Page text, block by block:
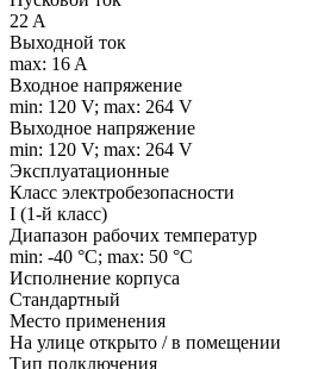
22 A
Выходной ток
max: 16 A
Входное напряжение
min: 120 V; max: 264 V
Выходное напряжение
min: 120 V; max: 264 V
Эксплуатационные
Класс электробезопасности
I (1-й класс)
Диапазон рабочих температур
min: -40 °C; max: 50 °C
Исполнение корпуса
Стандартный
Место применения
На улице открыто / в помещении
Тип подключения